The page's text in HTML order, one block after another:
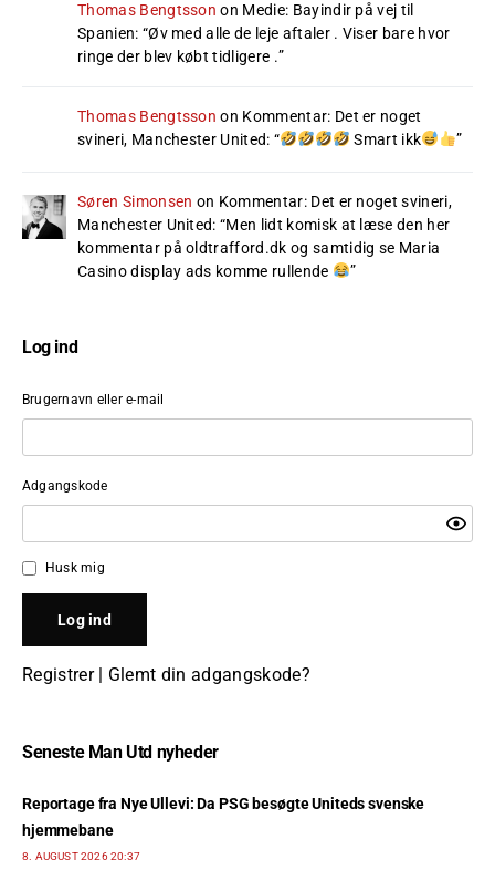
Thomas Bengtsson on Medie: Bayindir på vej til
Spanien: “Øv med alle de leje aftaler . Viser bare hvor
ringe der blev købt tidligere .”
Thomas Bengtsson on Kommentar: Det er noget
svineri, Manchester United: “ Smart ikk ”
Søren Simonsen on Kommentar: Det er noget svineri,
Manchester United: “Men lidt komisk at læse den her
kommentar på oldtrafford.dk og samtidig se Maria
Casino display ads komme rullende
”
Log ind
Brugernavn eller e-mail
Adgangskode
Husk mig
Registrer| Glemt din adgangskode?
Seneste Man Utd nyheder
Reportage fra Nye Ullevi: Da PSG besøgte Uniteds svenske
hjemmebane
8. AUGUST 2026 20:37